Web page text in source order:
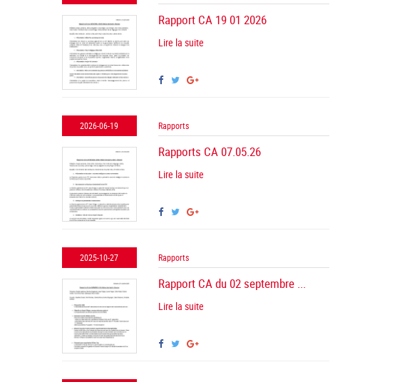
Rapport CA 19 01 2026
Lire la suite
2026-06-19 Rapports
Rapports CA 07.05.26
Lire la suite
2025-10-27 Rapports
Rapport CA du 02 septembre ...
Lire la suite